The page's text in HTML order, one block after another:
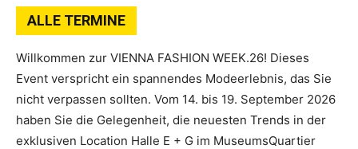
ALLE TERMINE
Willkommen zur VIENNA FASHION WEEK.26! Dieses
Event verspricht ein spannendes Modeerlebnis, das Sie
nicht verpassen sollten. Vom 14. bis 19. September 2026
haben Sie die Gelegenheit, die neuesten Trends in der
exklusiven Location Halle E + G im MuseumsQuartier